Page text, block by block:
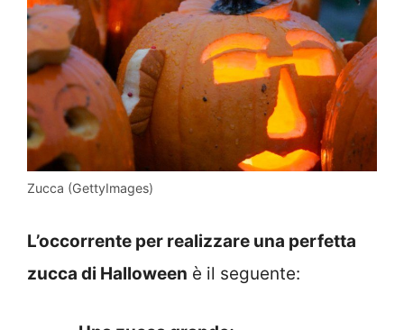
Zucca (GettyImages)
L’occorrente per realizzare una perfetta
zucca di Halloween è il seguente: